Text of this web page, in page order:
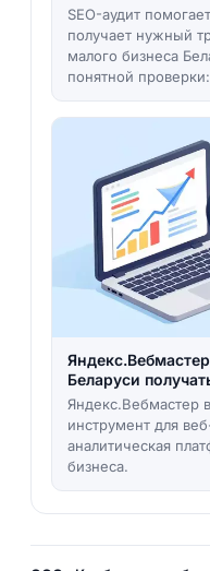
SEO-аудит
получает нужный
малого бизнеса
понятной проверки:
Беларуси
Яндекс.Вебмастер
инструмент для
аналитическая
бизнеса.